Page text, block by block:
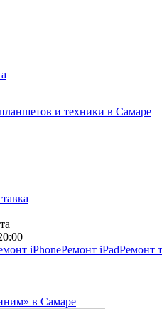
и техники в Самаре
iPhoneРемонт iPadРемонт